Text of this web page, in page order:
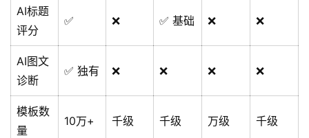
AI标题
评分
✅ ❌ ✅ 基础 ❌ ❌
AI图文
诊断
✅ 独有 ❌ ❌ ❌ ❌
模板数
量
10万+ 千级 千级 万级 千级